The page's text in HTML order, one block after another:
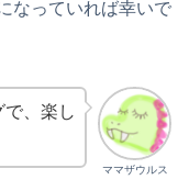
なっていれば幸いで
ママザウルス
、楽し